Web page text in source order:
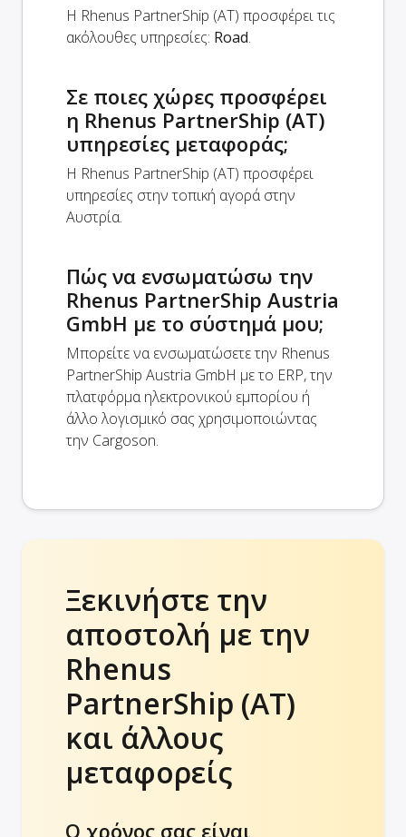
Η Rhenus PartnerShip (AT) προσφέρει τις
ακόλουθες υπηρεσίες: Road.
Σε ποιες χώρες προσφέρει
η Rhenus PartnerShip (AT)
υπηρεσίες μεταφοράς;
Η Rhenus PartnerShip (AT) προσφέρει
υπηρεσίες στην τοπική αγορά στην
Αυστρία.
Πώς να ενσωματώσω την
Rhenus PartnerShip Austria
GmbH με το σύστημά μου;
Μπορείτε να ενσωματώσετε την Rhenus
PartnerShip Austria GmbH με το ERP, την
πλατφόρμα ηλεκτρονικού εμπορίου ή
άλλο λογισμικό σας χρησιμοποιώντας
την Cargoson.
Ξεκινήστε την
αποστολή με την
Rhenus
PartnerShip (AT)
και άλλους
μεταφορείς
Ο χρόνος σας είναι